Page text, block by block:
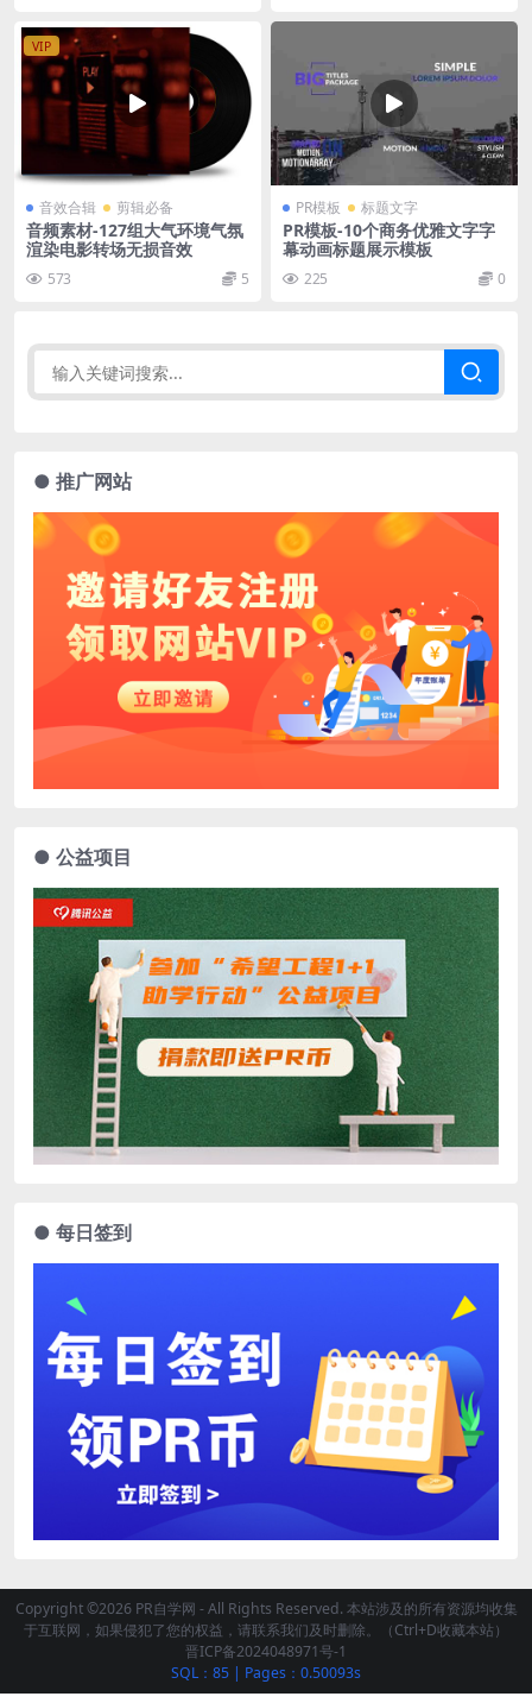
VIP
音效合辑 剪辑必备
音频素材-127组大气环境气氛
渲染电影转场无损音效
573 5
PR模板 标题文字
PR模板-10个商务优雅文字字
幕动画标题展示模板
225 0
● 推广网站
● 公益项目
● 每日签到
Copyright ©2026 PR自学网 - All Rights Reserved. 本站涉及的所有资源均收集
于互联网，如果侵犯了您的权益，请联系我们及时删除。（Ctrl+D收藏本站）
晋ICP备2024048971号-1
SQL：85 | Pages：0.50093s